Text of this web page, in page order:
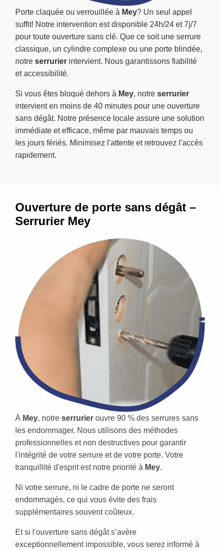
Porte claquée ou verrouillée à Mey? Un seul appel
suffit! Notre intervention est disponible 24h/24 et 7j/7
pour toute ouverture sans clé. Que ce soit une serrure
classique, un cylindre complexe ou une porte blindée,
notre serrurier intervient. Nous garantissons fiabilité
et accessibilité.
Si vous êtes bloqué dehors à Mey, notre serrurier
intervient en moins de 40 minutes pour une ouverture
sans dégât. Notre présence locale assure une solution
immédiate et efficace, même par mauvais temps ou
les jours fériés. Minimisez l'attente et retrouvez l'accès
rapidement.
Ouverture de porte sans dégât –
Serrurier Mey
À Mey, notre serrurier ouvre 90 % des serrures sans
les endommager. Nous utilisons des méthodes
professionnelles et non destructives pour garantir
l'intégrité de votre serrure et de votre porte. Votre
tranquillité d'esprit est notre priorité à Mey.
Ni votre serrure, ni le cadre de porte ne seront
endommagés, ce qui vous évite des frais
supplémentaires souvent coûteux.
Et si l'ouverture sans dégât s’avère
exceptionnellement impossible, vous serez informé à